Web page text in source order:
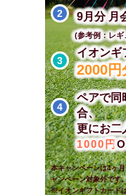
2 9月分 月
(参考例：レギ
3
イオンギ
2000円
4
ペアで同
合、
更にお二
1000円
本キャンペーンは4ヶ
ャンペーン対象外です
※イオンギフトカード